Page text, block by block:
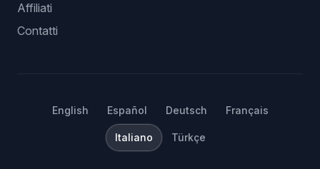
Affiliati
Contatti
English Español Deutsch Français
Italiano Türkçe